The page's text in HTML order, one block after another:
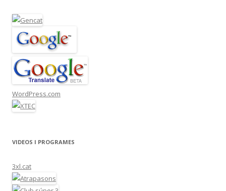
WordPress.com
VIDEOS I PROGRAMES
3xl.cat